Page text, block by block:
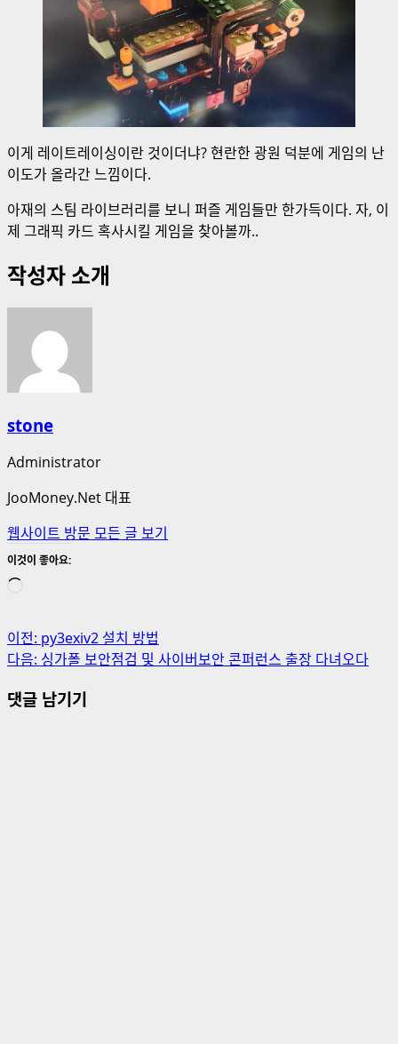
이게 레이트레이싱이란 것이더냐? 현란한 광원 덕분에 게임의 난
이도가 올라간 느낌이다.
아재의 스팀 라이브러리를 보니 퍼즐 게임들만 한가득이다. 자, 이
제 그래픽 카드 혹사시킬 게임을 찾아볼까..
작성자 소개
stone
Administrator
JooMoney.Net 대표
웹사이트 방문 모든 글 보기
이것이 좋아요:
중...
게
시
물
이전: py3exiv2 설치 방법
다음: 싱가폴 보안점검 및 사이버보안 콘퍼런스 출장 다녀오다
댓글 남기기